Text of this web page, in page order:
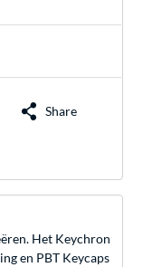
Share
Het Keychron
en PBT Keycaps